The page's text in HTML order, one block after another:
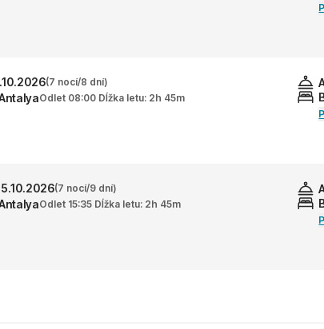
(7 nocí/8 dní)
Odlet 08:00 Dĺžka letu: 2h 45m
(7 nocí/9 dní)
Odlet 15:35 Dĺžka letu: 2h 45m